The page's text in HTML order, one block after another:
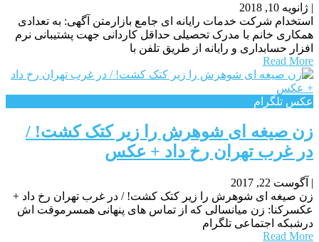
| ژانویه 10, 2018
استخدام شرکت خدمات رایانه ای جامع بازارمتن آگهی: به تعدادی
همکاری خانم با مدرک تحصیلی حداقل کاردانی جهت پشتیبانی نرم
افزار حسابداری و رایانه از طریق تلفن با
Read More
عکس تلگرام
زن صیغه ای شوهرش را زیر کتک کشت! /
در غرب تهران رخ داد + عکس
| آگوست 22, 2017
زن صیغه ای شوهرش را زیر کتک کشت! / در غرب تهران رخ داد +
عکسرکنا: زن میانسالی که از تماس های پنهانی همسرموقت اش
درشبکه اجتماعی تلگرام
Read More